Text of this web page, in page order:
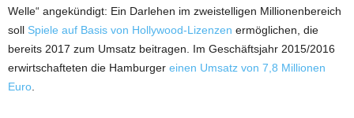
Welle“ angekündigt: Ein Darlehen im zweistelligen Millionenbereich
soll Spiele auf Basis von Hollywood-Lizenzen ermöglichen, die
bereits 2017 zum Umsatz beitragen. Im Geschäftsjahr 2015/2016
erwirtschafteten die Hamburger einen Umsatz von 7,8 Millionen
Euro.